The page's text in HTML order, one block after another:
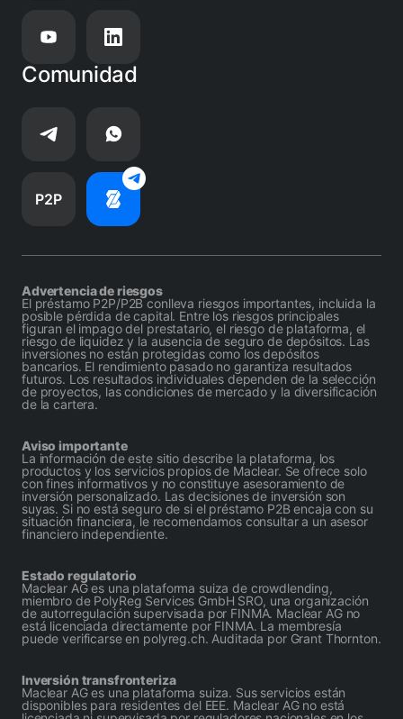
Comunidad
P2P
Advertencia de riesgos
El préstamo P2P/P2B conlleva riesgos importantes, incluida la
posible pérdida de capital. Entre los riesgos principales
figuran el impago del prestatario, el riesgo de plataforma, el
riesgo de liquidez y la ausencia de seguro de depósitos. Las
inversiones no están protegidas como los depósitos
bancarios. El rendimiento pasado no garantiza resultados
futuros. Los resultados individuales dependen de la selección
de proyectos, las condiciones de mercado y la diversificación
de la cartera.
Aviso importante
La información de este sitio describe la plataforma, los
productos y los servicios propios de Maclear. Se ofrece solo
con fines informativos y no constituye asesoramiento de
inversión personalizado. Las decisiones de inversión son
suyas. Si no está seguro de si el préstamo P2B encaja con su
situación financiera, le recomendamos consultar a un asesor
financiero independiente.
Estado regulatorio
Maclear AG es una plataforma suiza de crowdlending,
miembro de PolyReg Services GmbH SRO, una organización
de autorregulación supervisada por FINMA. Maclear AG no
está licenciada directamente por FINMA. La membresía
puede verificarse en polyreg.ch. Auditada por Grant Thornton.
Inversión transfronteriza
Maclear AG es una plataforma suiza. Sus servicios están
disponibles para residentes del EEE. Maclear AG no está